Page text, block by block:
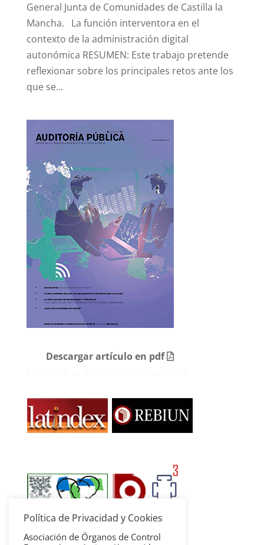
General Junta de Comunidades de Castilla la
Mancha. La función interventora en el
contexto de la administración digital
autonómica RESUMEN: Este trabajo pretende
reflexionar sobre los principales retos ante los
que se...
Descargar artículo en pdf
Política de Privacidad y Cookies
Asociación de Órganos de Control